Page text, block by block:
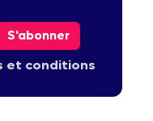
S'abonner
et conditions